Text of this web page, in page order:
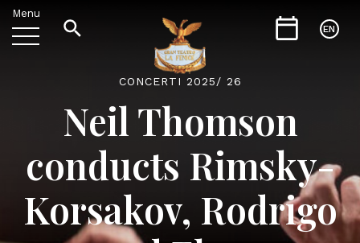
Menu
EN
CONCERTI 2025/ 26
Neil Thomson
conducts Rimsky-
Korsakov, Rodrigo